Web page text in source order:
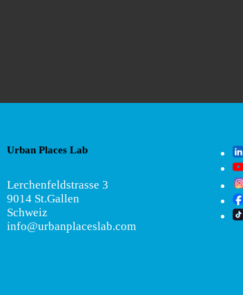
Urban Places Lab
Lerchenfeldstrasse 3
9014 St.Gallen
Schweiz
info@urbanplaceslab.com